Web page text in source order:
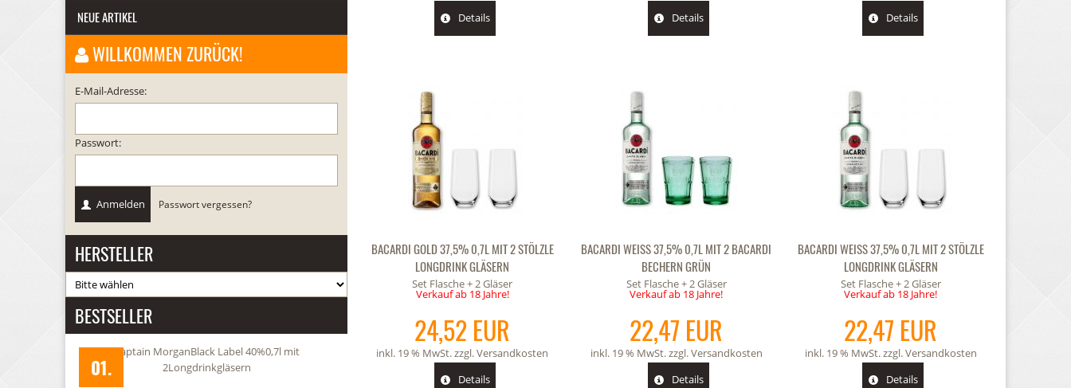
Details
Details
Details
BACARDI GOLD 37,5% 0,7L MIT 2 STÖLZLE
LONGDRINK GLÄSERN
Set Flasche + 2 Gläser
Verkauf ab 18 Jahre!
24,52 EUR
inkl. 19 % MwSt. zzgl.Versandkosten
Details
BACARDI WEISS 37,5% 0,7L MIT 2 BACARDI
BECHERN GRÜN
Set Flasche + 2 Gläser
Verkauf ab 18 Jahre!
22,47 EUR
inkl. 19 % MwSt. zzgl.Versandkosten
Details
BACARDI WEISS 37,5% 0,7L MIT 2 STÖLZLE
LONGDRINK GLÄSERN
Set Flasche + 2 Gläser
Verkauf ab 18 Jahre!
22,47 EUR
inkl. 19 % MwSt. zzgl.Versandkosten
Details
NEUE ARTIKEL
WILLKOMMEN ZURÜCK!
E-Mail-Adresse:
Passwort:
Anmelden Passwort vergessen?
HERSTELLER
BESTSELLER
Bacardi weiss37,5% 0,7l mit 2Bacardi Becherngrün
Captain MorganSpiced Gold 35%0,7l mit
2Longdrinkgläsern